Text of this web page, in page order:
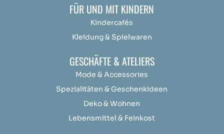
FÜR UND MIT KINDERN
Kindercafés
Kleidung & Spielwaren
GESCHÄFTE & ATELIERS
Mode & Accessories
Spezialitäten & Geschenkideen
Deko & Wohnen
Lebensmittel & Feinkost